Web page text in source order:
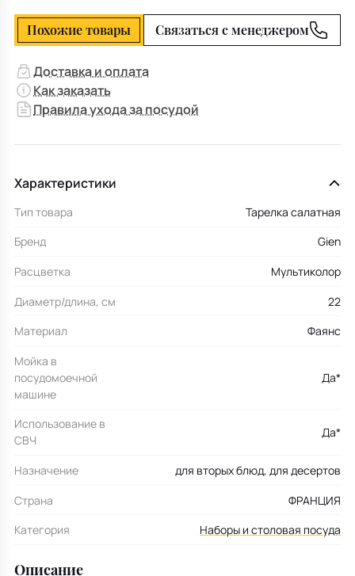
Похожие товары Связаться с менеджером
Доставка и оплата
Как заказать
Правила ухода за посудой
Характеристики
Тип товара
Тарелка салатная
Бренд
Gien
Расцветка
Мультиколор
Диаметр/длина, см
22
Материал
Фаянс
Мойка в
посудомоечной
машине
Да*
Использование в
СВЧ
Да*
Назначение
для вторых блюд, для десертов
Страна
ФРАНЦИЯ
Категория
Наборы и столовая посуда
Описание